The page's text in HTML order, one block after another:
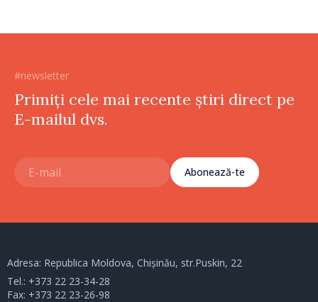
#newsletter
Primiți cele mai recente știri direct pe
E-mailul dvs.
Abonează-te
Adresa: Republica Moldova, Chișinău, str.Puskin, 22
Tel.: +373 22 23-34-28
Fax: +373 22 23-26-98